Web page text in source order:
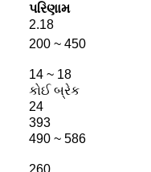
પરિણામ
2.18
200 ~ 450
14 ~ 18
કોઈ બ્રેક
24
393
490 ~ 586
260